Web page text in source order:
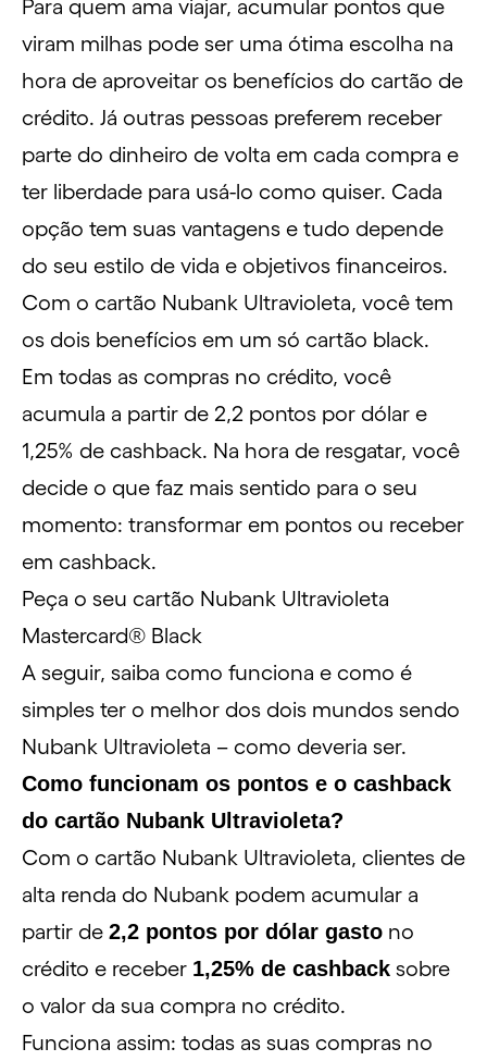
Para quem ama viajar, acumular pontos que
viram milhas pode ser uma ótima escolha na
hora de aproveitar os benefícios do cartão de
crédito. Já outras pessoas preferem receber
parte do dinheiro de volta em cada compra e
ter liberdade para usá-lo como quiser. Cada
opção tem suas vantagens e tudo depende
do seu estilo de vida e objetivos financeiros.
Com o cartão Nubank Ultravioleta, você tem
os dois benefícios em um só cartão black.
Em todas as compras no crédito, você
acumula a partir de 2,2 pontos por dólar e
1,25% de cashback. Na hora de resgatar, você
decide o que faz mais sentido para o seu
momento: transformar em pontos ou receber
em cashback.
Peça o seu cartão Nubank Ultravioleta
Mastercard® Black
A seguir, saiba como funciona e como é
simples ter o melhor dos dois mundos sendo
Nubank Ultravioleta – como deveria ser.
Como funcionam os pontos e o cashback
do cartão Nubank Ultravioleta?
Com o cartão Nubank Ultravioleta, clientes de
alta renda do Nubank podem acumular a
partir de 2,2 pontos por dólar gasto no
crédito e receber 1,25% de cashback sobre
o valor da sua compra no crédito.
Funciona assim: todas as suas compras no